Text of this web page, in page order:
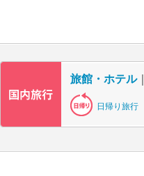
旅館・ホテル｜
日帰り旅行